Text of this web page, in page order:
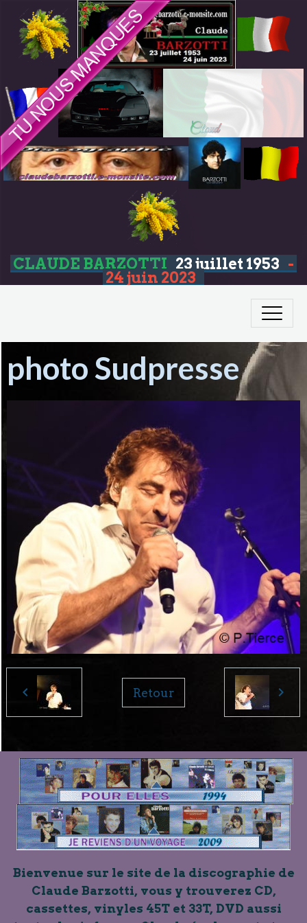
CLAUDE BARZOTTI 23 juillet 1953 -
24 juin 2023
photo Sudpresse
Retour
Bienvenue sur le site de la discographie de
Claude Barzotti, vous y trouverez CD,
cassettes, vinyles 45T et 33T, DVD aussi